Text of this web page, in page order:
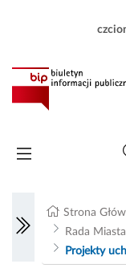
Strona
Rada
Projekty